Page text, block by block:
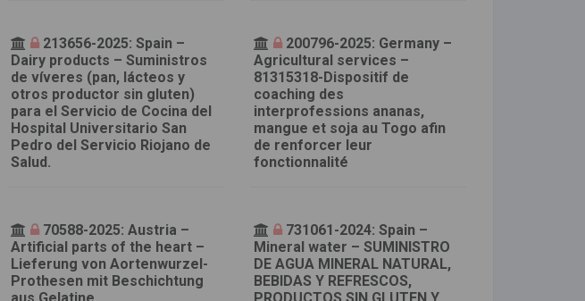
213656-2025: Spain –
Dairy products – Suministros
de víveres (pan, lácteos y
otros productor sin gluten)
para el Servicio de Cocina del
Hospital Universitario San
Pedro del Servicio Riojano de
Salud.
200796-2025: Germany –
Agricultural services –
81315318-Dispositif de
coaching des
interprofessions ananas,
mangue et soja au Togo afin
de renforcer leur
fonctionnalité
70588-2025: Austria –
Artificial parts of the heart –
Lieferung von Aortenwurzel-
Prothesen mit Beschichtung
731061-2024: Spain –
Mineral water – SUMINISTRO
DE AGUA MINERAL NATURAL,
BEBIDAS Y REFRESCOS,